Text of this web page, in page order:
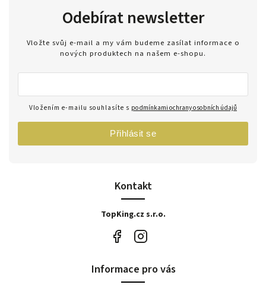
Kontakt
TopKing.cz s.r.o.
Odebírat newsletter
Vložte svůj e-mail a my vám budeme zasílat informace o
nových produktech na našem e-shopu.
Vložením e-mailu souhlasíte s podmínkami ochrany osobních údajů
Přihlásit se
Informace pro vás